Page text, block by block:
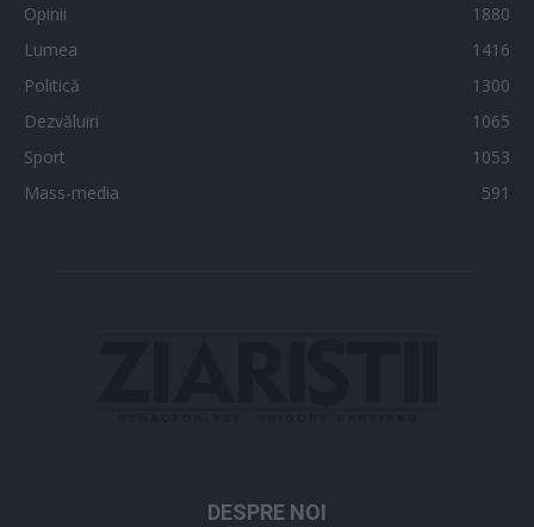
Opinii
1880
Lumea
1416
Politică
1300
Dezvăluiri
1065
Sport
1053
Mass-media
591
DESPRE NOI